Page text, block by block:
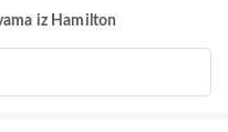
iz Hamilton